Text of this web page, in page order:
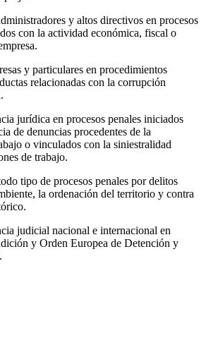
y altos directivos en procesos
con la actividad económica, fiscal o
y particulares en procedimientos
relacionadas con la corrupción
jurídica en procesos penales iniciados
de denuncias procedentes de la
o vinculados con la siniestralidad
de trabajo.
tipo de procesos penales por delitos
la ordenación del territorio y contra
judicial nacional e internacional en
y Orden Europea de Detención y